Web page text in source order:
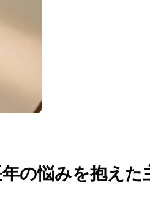
の悩みを抱えた